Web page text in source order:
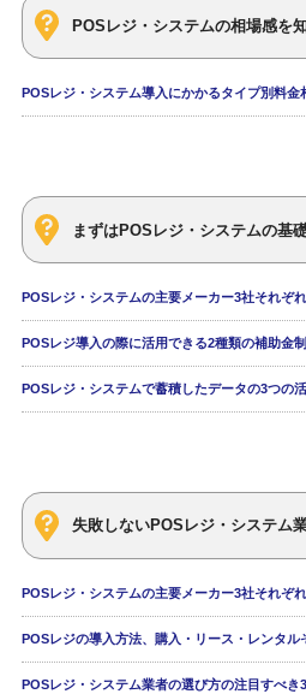
POSレジ・システムの相場感を
POSレジ・システム導入にかかるタイプ別料金
まずはPOSレジ・システムの基
POSレジ・システムの主要メーカー3社それぞ
POSレジ導入の際に活用できる2種類の補助金
POSレジ・システムで蓄積したデータの3つの
失敗しないPOSレジ・システム
POSレジ・システムの主要メーカー3社それぞ
POSレジの導入方法、購入・リース・レンタル
POSレジ・システム業者の選び方の注目すべき